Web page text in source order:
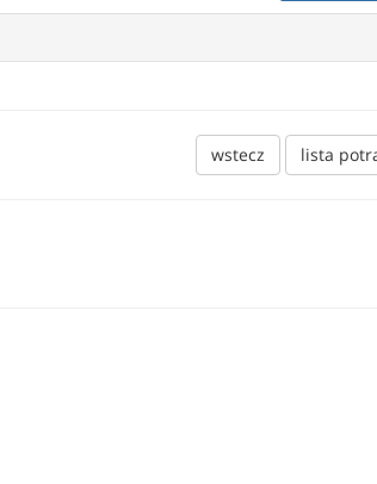
wstecz lista